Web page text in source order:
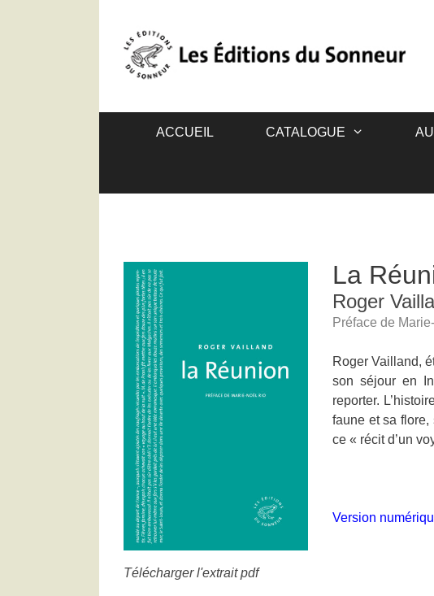
ACCUEIL CATALOGUE
Télécharger l'extrait pdf
La
Roger
Préface de
Roger Vailland,
son séjour en
reporter.
faune et sa
ce « récit d’un
Version